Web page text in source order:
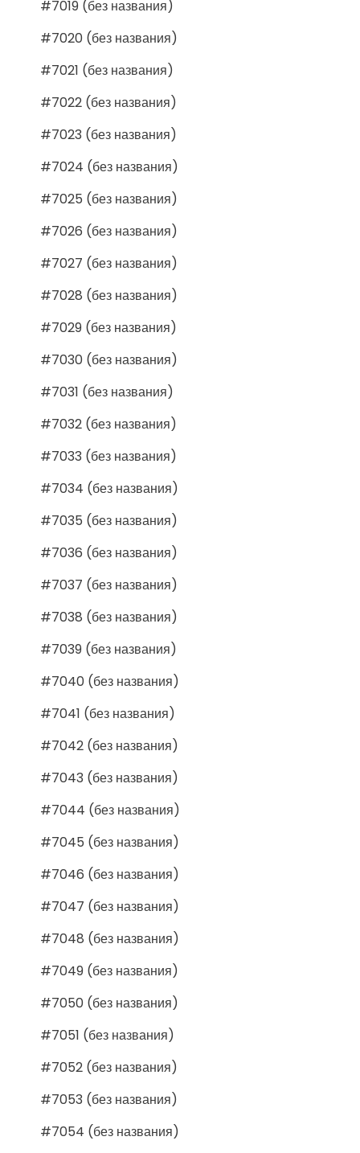
#7019 (без названия)
#7020 (без названия)
#7021 (без названия)
#7022 (без названия)
#7023 (без названия)
#7024 (без названия)
#7025 (без названия)
#7026 (без названия)
#7027 (без названия)
#7028 (без названия)
#7029 (без названия)
#7030 (без названия)
#7031 (без названия)
#7032 (без названия)
#7033 (без названия)
#7034 (без названия)
#7035 (без названия)
#7036 (без названия)
#7037 (без названия)
#7038 (без названия)
#7039 (без названия)
#7040 (без названия)
#7041 (без названия)
#7042 (без названия)
#7043 (без названия)
#7044 (без названия)
#7045 (без названия)
#7046 (без названия)
#7047 (без названия)
#7048 (без названия)
#7049 (без названия)
#7050 (без названия)
#7051 (без названия)
#7052 (без названия)
#7053 (без названия)
#7054 (без названия)